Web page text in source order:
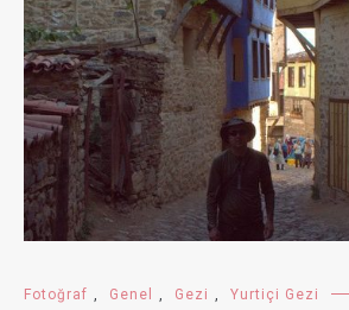
Fotoğraf , Genel , Gezi , Yurtiçi Gezi